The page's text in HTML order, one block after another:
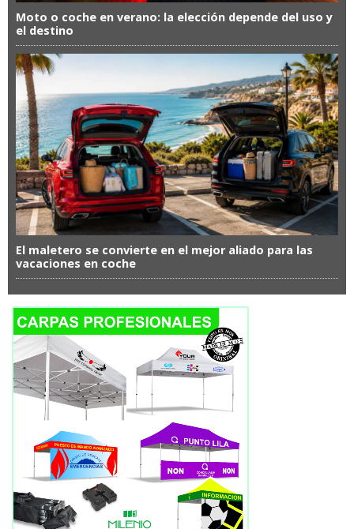
Moto o coche en verano: la elección depende del uso y
el destino
El maletero se convierte en el mejor aliado para las
vacaciones en coche